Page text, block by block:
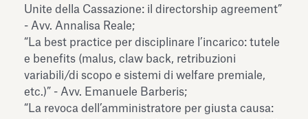
Unite della Cassazione: il directorship agreement”
- Avv. Annalisa Reale;
“La best practice per disciplinare l’incarico: tutele
e benefits (malus, claw back, retribuzioni
variabili/di scopo e sistemi di welfare premiale,
etc.)” - Avv. Emanuele Barberis;
“La revoca dell’amministratore per giusta causa: